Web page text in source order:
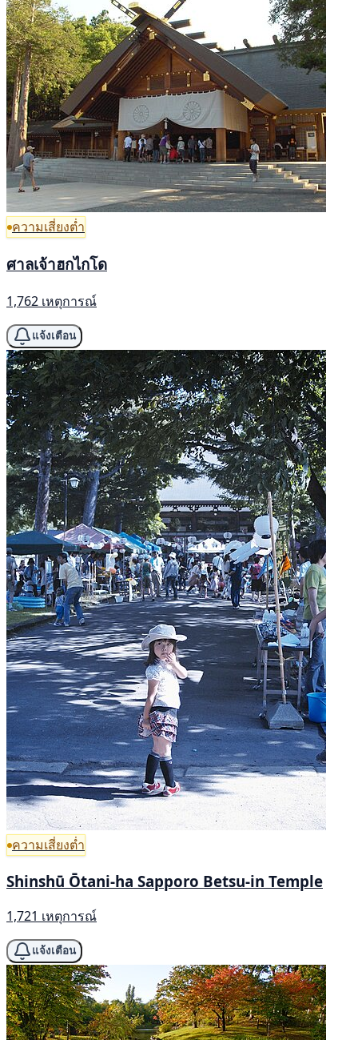
ความเสี่ยงต่ำ
ศาลเจ้าฮกไกโด
1,762 เหตุการณ์
แจ้งเตือน
ความเสี่ยงต่ำ
Shinshū Ōtani-ha Sapporo Betsu-in Temple
1,721 เหตุการณ์
แจ้งเตือน